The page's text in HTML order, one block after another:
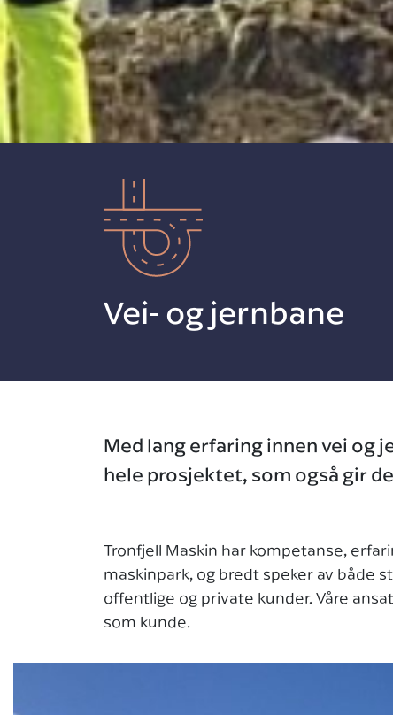
Vei- og jernbane
Med lang erfaring innen vei og
hele prosjektet, som også gir
Tronfjell Maskin har kompetanse,
maskinpark, og bredt speker av både
offentlige og private kunder. Våre
som kunde.